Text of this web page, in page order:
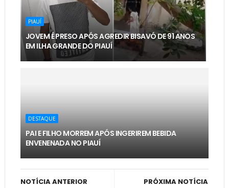
PIAUÍ
JOVEM É PRESO APÓS AGREDIR BISAVÓ DE 91 ANOS
EM ILHA GRANDE DO PIAUÍ
DESTAQUE
PAI E FILHO MORREM APÓS INGERIREM BEBIDA
ENVENENADA NO PIAUÍ
PRÓXIMA NOTÍCIA
NOTÍCIA ANTERIOR